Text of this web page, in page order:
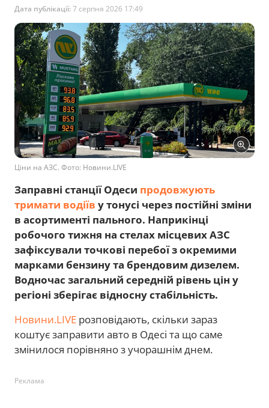
Дата публікації:7 серпня 2026 17:49
Ціни на АЗС. Фото: Новини.LIVE
Заправні станції Одеси продовжують
тримати водіїв у тонусі через постійні зміни
в асортименті пального. Наприкінці
робочого тижня на стелах місцевих АЗС
зафіксували точкові перебої з окремими
марками бензину та брендовим дизелем.
Водночас загальний середній рівень цін у
регіоні зберігає відносну стабільність.
Новини.LIVE розповідають, скільки зараз
коштує заправити авто в Одесі та що саме
змінилося порівняно з учорашнім днем.
Реклама